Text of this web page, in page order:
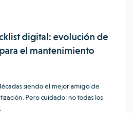
digital: evolución de
el mantenimiento
siendo el mejor amigo de
Pero cuidado: no todas los